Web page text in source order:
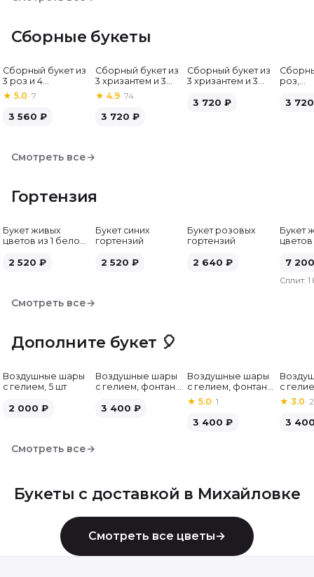
Сборные букеты
Сборный букет из
3 роз и 4
альстромерий
★ 5.0· 7
3 560 ₽
Хит
Сборный букет из
3 хризантем и 3
альстромерий
★ 4.9· 74
3 720 ₽
Сборный букет из
3 хризантем и 3
3 720 ₽
роз,
3 720
Смотреть все→
Гортензия
Букет живых
цветов из 1 белой
2 520 ₽
Букет синих
гортензий
2 520 ₽
Букет розовых
гортензий
2 640 ₽
Букет
7 200
Сплит: 1
Смотреть все→
Дополните букет 🎈
Воздушные шары
с гелием, 5 шт
2 000 ₽
Воздушные шары
с гелием, фонтан,
шт
3 400 ₽
Воздушные шары
с гелием, фонтан,
бело-розовые, 7
шт
★5.0·1
3 400 ₽
с
бело-
★ 3.0· 2
3
Смотреть все→
Букеты с доставкой в Михайловке
Смотреть все цветы→